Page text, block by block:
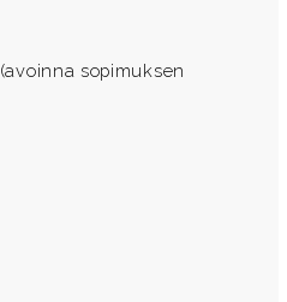
(avoinna sopimuksen